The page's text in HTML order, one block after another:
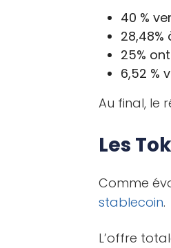
40 %
25%
6,52 %
Au final, le
Les
Comme
stablecoin.
L’offre